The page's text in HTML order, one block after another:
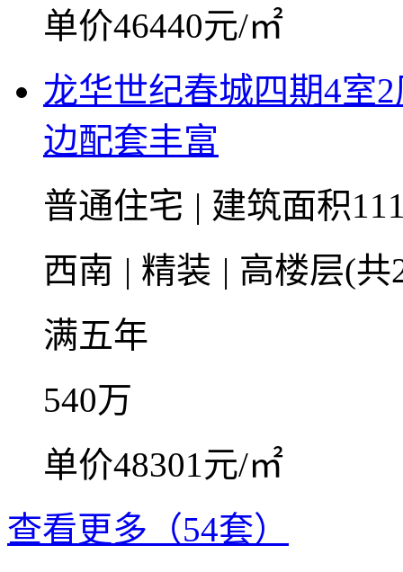
单价46440元/㎡
龙华世纪春城四期4室
边配套丰富
普通住宅 | 建筑面积
西南 | 精装 | 高楼层(
满五年
540万
单价48301元/㎡
查看更多（54套）